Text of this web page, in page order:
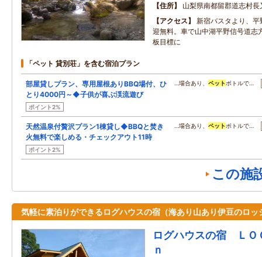
住所
山梨県南都留郡道志村長
アクセス
新宿バスタより、
迎無料。車で山中湖平野信号道志
板目標に
「ペット 貸別荘」を含む宿泊プラン
部屋貸しプラン、専用屋根ありBBQ場付、ひ
とり4000円～◆子供が喜ぶ渓流遊び
ポイント2%
…場合あり、 ペット ボトルで…
天然温泉付贅沢プラン1棟貸し◆BBQと焚き
火無料で楽しめる・チェックアウト11時
ポイント2%
…場合あり、 ペット ボトルで…
この施
気軽に素泊りができるログハウスの宿（海あり山あり伊豆のロッ
ログハウスの宿 Ｌ
ｎ